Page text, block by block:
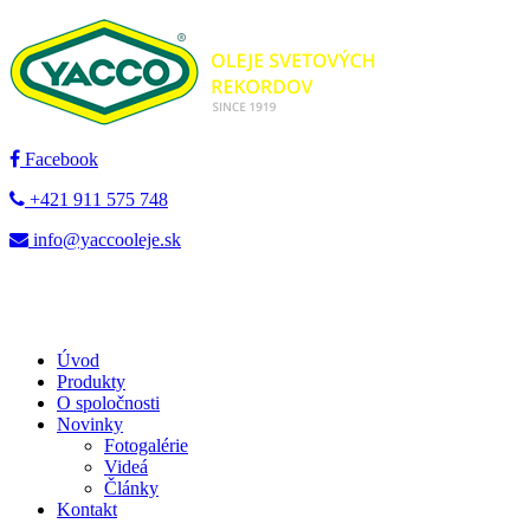
Facebook
+421 911 575 748
info@yaccooleje.sk
Úvod
Produkty
O spoločnosti
Novinky
Fotogalérie
Videá
Články
Kontakt